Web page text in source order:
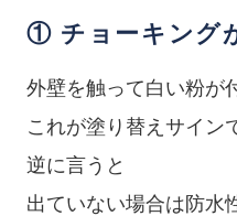
① チョーキング
外壁を触って白い粉が
これが塗り替えサイン
逆に言うと
出ていない場合は防水